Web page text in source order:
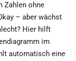
Zahlen ohne
– aber wächst
Hier hilft
im
automatisch eine